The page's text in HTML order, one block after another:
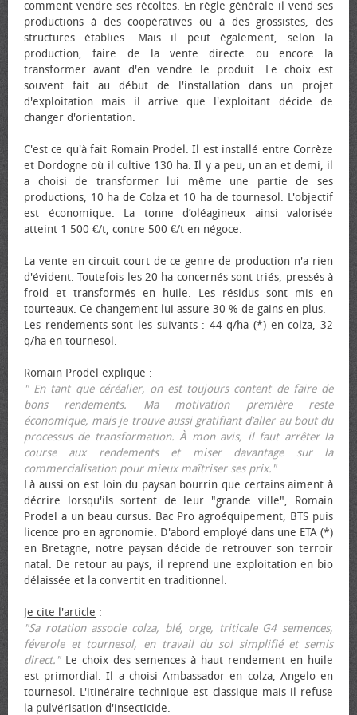
comment vendre ses récoltes. En règle générale il vend ses
productions à des coopératives ou à des grossistes, des
structures établies. Mais il peut également, selon la
production, faire de la vente directe ou encore la
transformer avant d'en vendre le produit. Le choix est
souvent fait au début de l'installation dans un projet
d'exploitation mais il arrive que l'exploitant décide de
changer d'orientation.
C'est ce qu'à fait Romain Prodel. Il est installé entre Corrèze
et Dordogne où il cultive 130 ha. Il y a peu, un an et demi, il
a choisi de transformer lui même une partie de ses
productions, 10 ha de Colza et 10 ha de tournesol. L'objectif
est économique. La tonne d’oléagineux ainsi valorisée
atteint 1 500 €/t, contre 500 €/t en négoce.
La vente en circuit court de ce genre de production n'a rien
d'évident. Toutefois les 20 ha concernés sont triés, pressés à
froid et transformés en huile. Les résidus sont mis en
tourteaux. Ce changement lui assure 30 % de gains en plus.
Les rendements sont les suivants : 44 q/ha (*) en colza, 32
q/ha en tournesol.
Romain Prodel explique :
" En tant que céréalier, on est toujours content de faire de
bons rendements. Ma motivation première reste
économique, mais je trouve aussi gratifiant d’aller au bout du
processus de transformation. À mon avis, il faut arrêter la
course aux rendements et miser davantage sur la
commercialisation pour mieux maîtriser ses prix."
Là aussi on est loin du paysan bourrin que certains aiment à
décrire lorsqu'ils sortent de leur "grande ville", Romain
Prodel a un beau cursus. Bac Pro agroéquipement, BTS puis
licence pro en agronomie. D'abord employé dans une ETA (*)
en Bretagne, notre paysan décide de retrouver son terroir
natal. De retour au pays, il reprend une exploitation en bio
délaissée et la convertit en traditionnel.
Je cite l'article :
"Sa rotation associe colza, blé, orge, triticale G4 semences,
féverole et tournesol, en travail du sol simplifié et semis
direct."Le choix des semences à haut rendement en huile
est primordial. Il a choisi Ambassador en colza, Angelo en
tournesol. L'itinéraire technique est classique mais il refuse
la pulvérisation d'insecticide.